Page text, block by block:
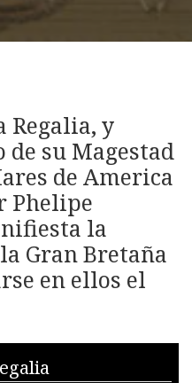
Regalia, y
su Magestad
de America
Phelipe
la
Gran Bretaña
en ellos el